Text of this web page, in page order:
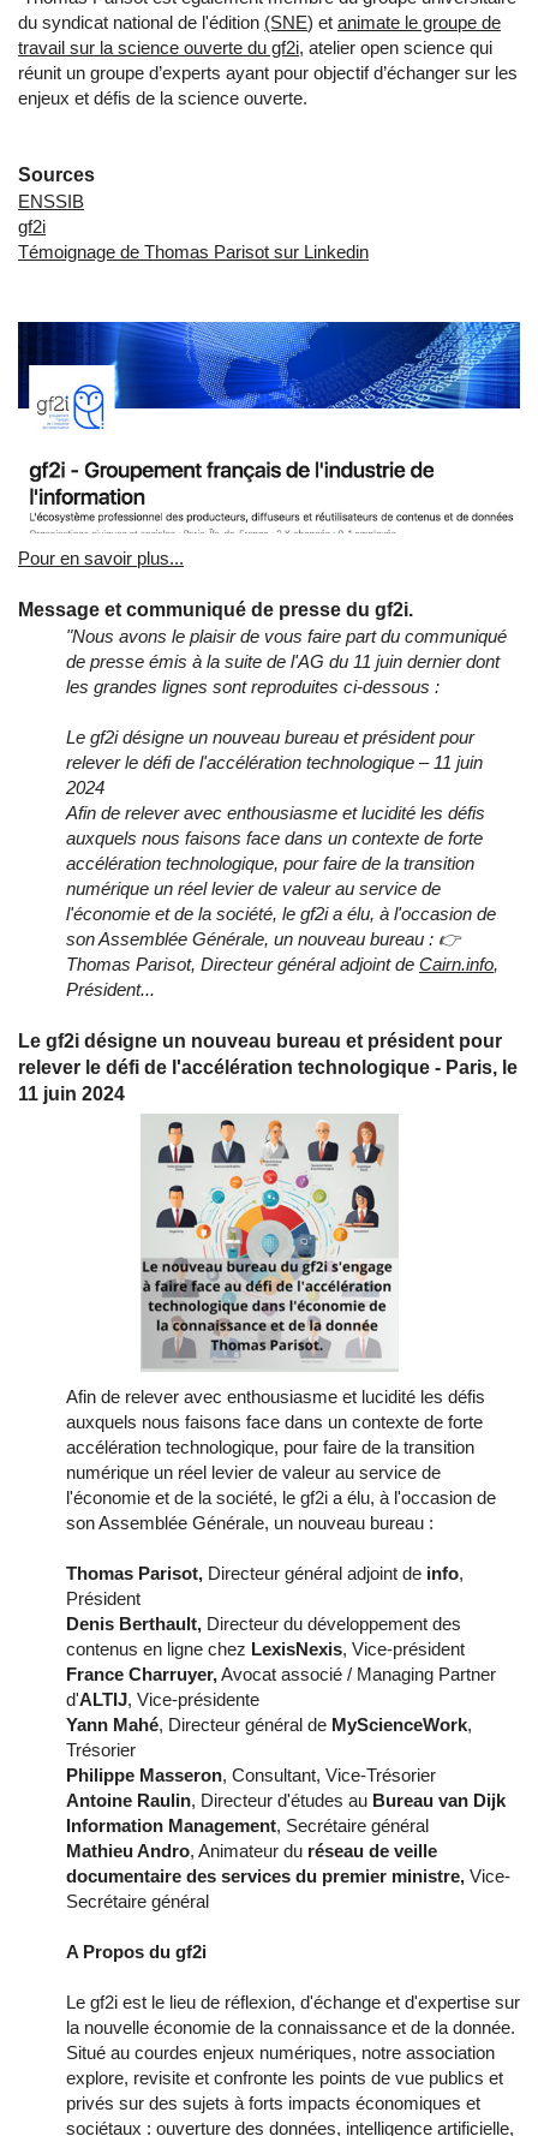
du syndicat national de l'édition (SNE) et animate le groupe de
travail sur la science ouverte du gf2i, atelier open science qui
réunit un groupe d’experts ayant pour objectif d’échanger sur les
enjeux et défis de la science ouverte.
Sources
ENSSIB
gf2i
Témoignage de Thomas Parisot sur Linkedin
Pour en savoir plus...
Message et communiqué de presse du gf2i.
"Nous avons le plaisir de vous faire part du communiqué
de presse émis à la suite de l'AG du 11 juin dernier dont
les grandes lignes sont reproduites ci-dessous :
Le gf2i désigne un nouveau bureau et président pour
relever le défi de l'accélération technologique – 11 juin
2024
Afin de relever avec enthousiasme et lucidité les défis
auxquels nous faisons face dans un contexte de forte
accélération technologique, pour faire de la transition
numérique un réel levier de valeur au service de
l'économie et de la société, le gf2i a élu, à l'occasion de
son Assemblée Générale, un nouveau bureau : 👉
Thomas Parisot, Directeur général adjoint de Cairn.info,
Président...
Le gf2i désigne un nouveau bureau et président pour
relever le défi de l'accélération technologique - Paris, le
11 juin 2024
Afin de relever avec enthousiasme et lucidité les défis
auxquels nous faisons face dans un contexte de forte
accélération technologique, pour faire de la transition
numérique un réel levier de valeur au service de
l'économie et de la société, le gf2i a élu, à l'occasion de
son Assemblée Générale, un nouveau bureau :
Thomas Parisot, Directeur général adjoint de info,
Président
Denis Berthault, Directeur du développement des
contenus en ligne chez LexisNexis, Vice-président
France Charruyer,Avocat associé / Managing Partner
d'ALTIJ, Vice-présidente
Yann Mahé, Directeur général de MyScienceWork,
Trésorier
Philippe Masseron, Consultant, Vice-Trésorier
Antoine Raulin, Directeur d'études au Bureau van Dijk
Information Management, Secrétaire général
Mathieu Andro, Animateur du réseau de veille
documentaire des services du premier ministre, Vice-
Secrétaire général
A Propos du gf2i
Le gf2i est le lieu de réflexion, d'échange et d'expertise sur
la nouvelle économie de la connaissance et de la donnée.
Situé au courdes enjeux numériques, notre association
explore, revisite et confronte les points de vue publics et
privés sur des sujets à forts impacts économiques et
sociétaux : ouverture des données, intelligence artificielle,